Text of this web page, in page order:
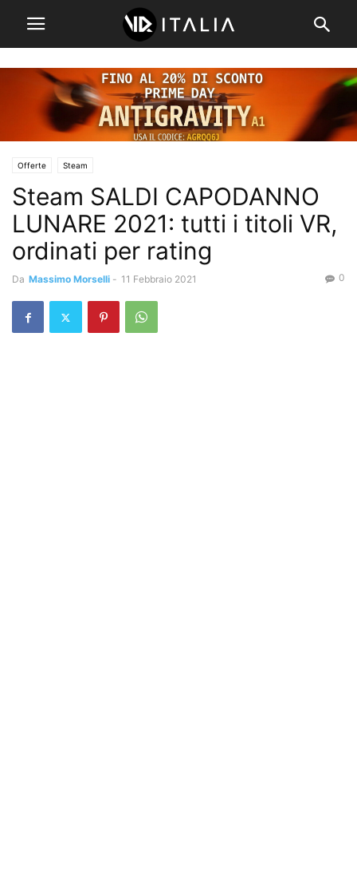
Offerte Steam
Steam SALDI CAPODANNO
LUNARE 2021: tutti i titoli VR,
ordinati per rating
Da Massimo Morselli - 11 Febbraio 2021 0